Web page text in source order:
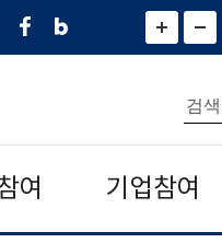
페
네
그
)
화
면
면
소
통
합
검
색
여 기업참여